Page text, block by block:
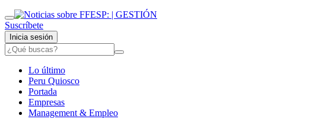
Suscríbete
Inicia sesión
Lo último
Peru Quiosco
Portada
Empresas
Management & Empleo